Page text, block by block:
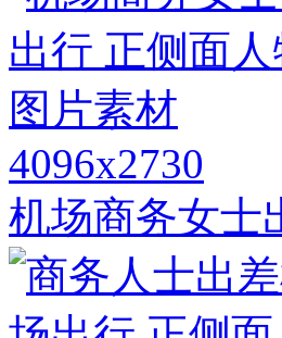
4096x2730
机场商务女士